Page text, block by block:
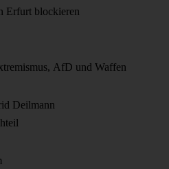
Erfurt blockieren
AfD und Waffen
Deilmann